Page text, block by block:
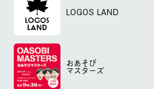
LOGOS LAND
おあそび
マスターズ